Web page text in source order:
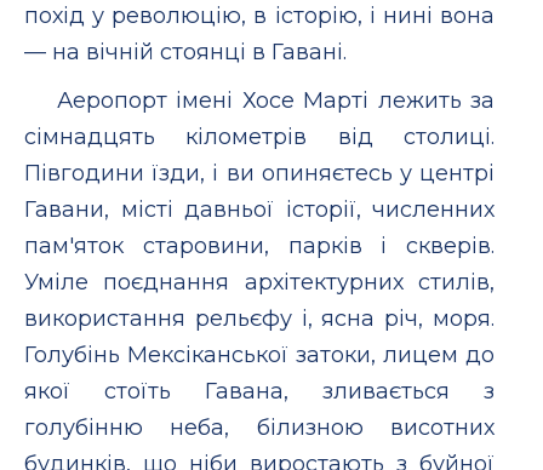
похiд у революцiю, в iсторiю, i нинi вона
— на вiчнiй стоянцi в Гаванi.
Аеропорт iменi Хосе Мартi лежить за
сiмнадцять кiлометрiв вiд столицi.
Пiвгодини їзди, i ви опиняєтесь у центрi
Гавани, мiстi давньої iсторiї, численних
пам'яток старовини, паркiв i скверiв.
Умiле поєднання архiтектурних стилiв,
використання рельєфу i, ясна рiч, моря.
Голубiнь Мексiканської затоки, лицем до
якої стоїть Гавана, зливається з
голубiнню неба, бiлизною висотних
будинкiв, що нiби виростають з буйної